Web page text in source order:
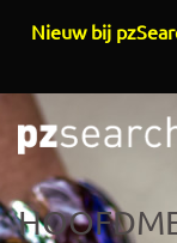
Overslaan en
Nieuw bij